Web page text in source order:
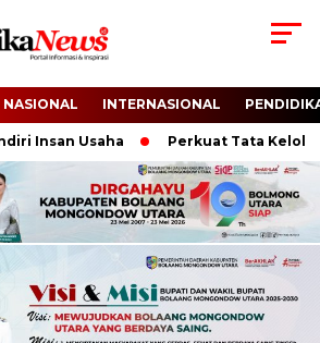
NASIONAL INTERNASIONAL
Insan Usaha Perkuat Tata Kelola